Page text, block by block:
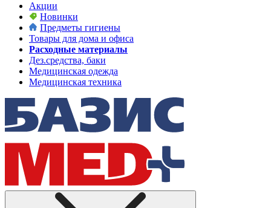
Акции
Новинки
Предметы гигиены
Товары для дома и офиса
Расходные материалы
Дез.средства, баки
Медицинская одежда
Медицинская техника